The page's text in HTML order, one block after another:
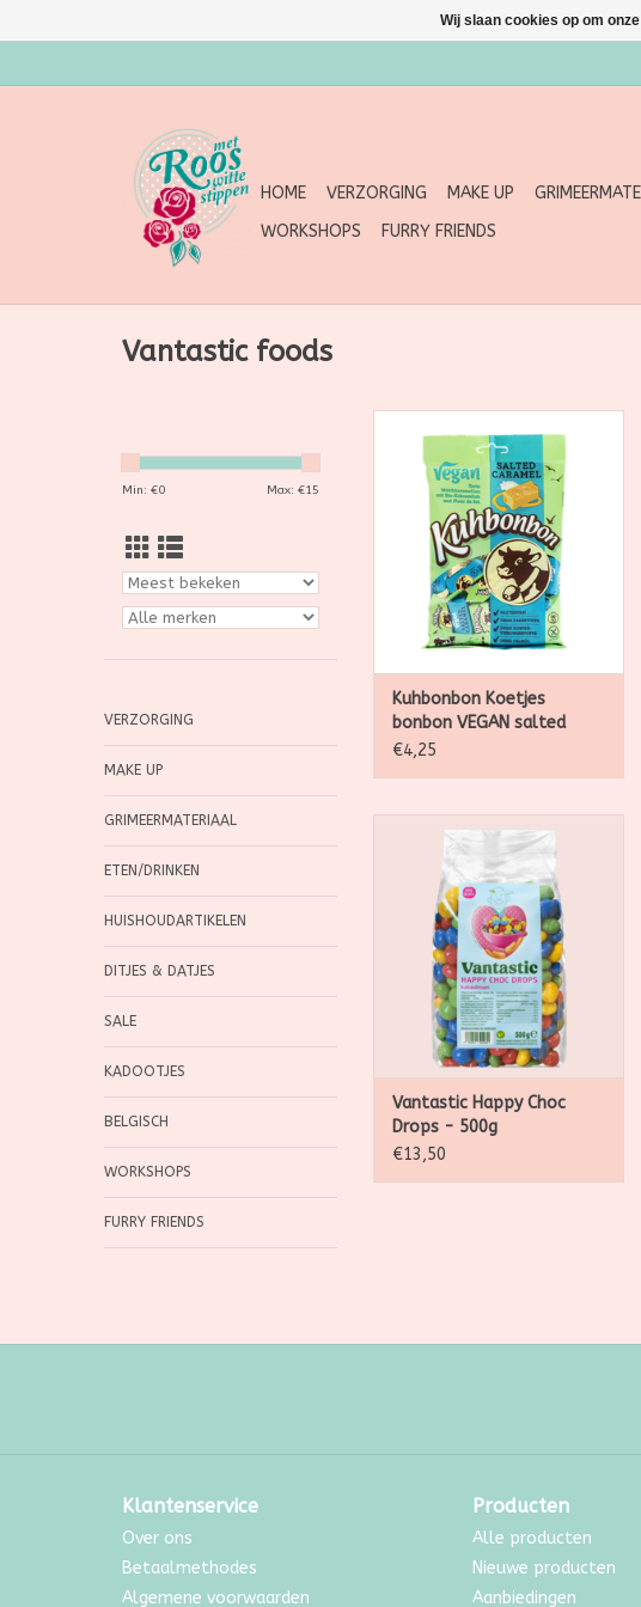
HOME VERZORGING MAKE UP
WORKSHOPS
FURRY FRIENDS
Vantastic foods
Min: €0 Max: €15
VERZORGING
MAKE UP
GRIMEERMATERIAAL
ETEN/DRINKEN
HUISHOUDARTIKELEN
DITJES & DATJES
SALE
KADOOTJES
BELGISCH
WORKSHOPS
FURRY FRIENDS
VEGAN salted caramel, 165g
Kuhbonbon Koetjes
bonbon VEGAN salted
caramel, 165g
€4,25
lekkere schakelde monsters in
verschillende kleurtjes
Vantastic Happy Choc
Drops - 500g
€13,50
Klantenservice
Over ons
Betaalmethodes
Algemene voorwaarden
Producten
Alle producten
Nieuwe producten
Aanbiedingen
Wij slaan cookies op om